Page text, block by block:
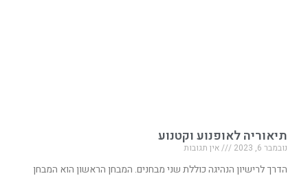
תיאוריה לאופנוע וקטנוע
נובמבר 6, 2023 אין תגובות
הדרך לרישיון הנהיגה כוללת שני מבחנים. המבחן הראשון הוא המבחן